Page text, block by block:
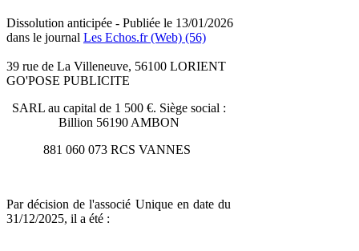
Dissolution anticipée - Publiée le 13/01/2026
dans le journal Les Echos.fr (Web) (56)
39 rue de La Villeneuve, 56100 LORIENT
GO'POSE PUBLICITE
SARL au capital de 1 500 €. Siège social :
Billion 56190 AMBON
881 060 073 RCS VANNES
Par décision de l'associé Unique en date du
31/12/2025, il a été :